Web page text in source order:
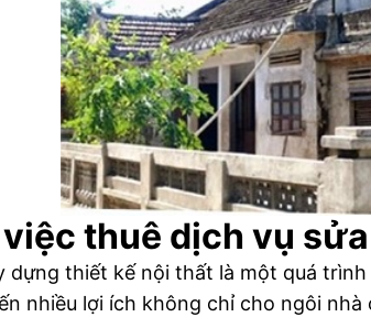
thuê dịch vụ
dựng thiết kế nội thất là một quá
nhiều lợi ích không chỉ cho ngôi